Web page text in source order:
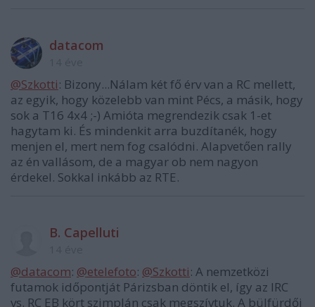
datacom
@Szkotti: Bizony...Nálam két fő érv van a RC mellett,
az egyik, hogy közelebb van mint Pécs, a másik, hogy
sok a T16 4x4 ;-) Amióta megrendezik csak 1-et
hagytam ki. És mindenkit arra buzdítanék, hogy
menjen el, mert nem fog csalódni. Alapvetően rally
az én vallásom, de a magyar ob nem nagyon
érdekel. Sokkal inkább az RTE.
B. Capelluti
@datacom: @etelefoto: @Szkotti: A nemzetközi
futamok időpontját Párizsban döntik el, így az IRC
vs. RC EB kört szimplán csak megszívtuk. A bülfürdői